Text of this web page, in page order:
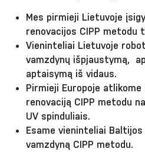
Mes pirmieji Lietuvoje
renovacijos CIPP metodu
Vieninteliai Lietuvoje
vamzdynų išpjaustymą,
aptaisymą iš vidaus.
Pirmieji Europoje atlikome
renovaciją CIPP metodu
UV spinduliais.
Esame vieninteliai
vamzdyną CIPP metodu.